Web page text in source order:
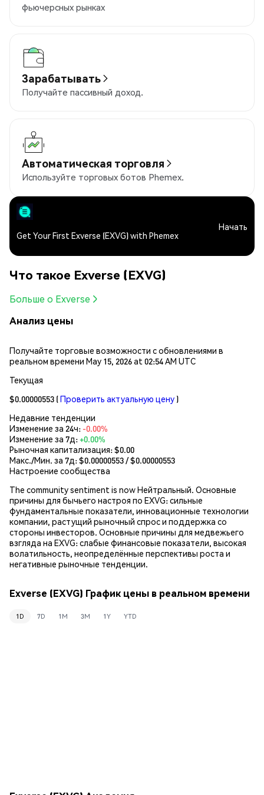
фьючерсных рынках
Зарабатывать
Получайте пассивный доход.
Автоматическая торговля
Используйте торговых ботов Phemex.
Get Your First Exverse (EXVG) with Phemex
Начать
Что такое Exverse (EXVG)
Больше о Exverse
Анализ цены
Получайте торговые возможности с обновлениями в
реальном времени May 15, 2026 at 02:54 AM UTC
Текущая
$0.00000553 (Проверить актуальную цену )
Недавние тенденции
Изменение за 24ч: -0.00%
Изменение за 7д:+0.00%
Рыночная капитализация:$0.00
Макс./Мин. за 7д: $0.00000553/ $0.00000553
Настроение сообщества
The community sentiment is now Нейтральный. Основные
причины для бычьего настроя по EXVG: сильные
фундаментальные показатели, инновационные технологии
компании, растущий рыночный спрос и поддержка со
стороны инвесторов. Основные причины для медвежьего
взгляда на EXVG: слабые финансовые показатели, высокая
волатильность, неопределённые перспективы роста и
негативные рыночные тенденции.
Exverse (EXVG) График цены в реальном времени
1D 7D 1M 3M 1Y YTD